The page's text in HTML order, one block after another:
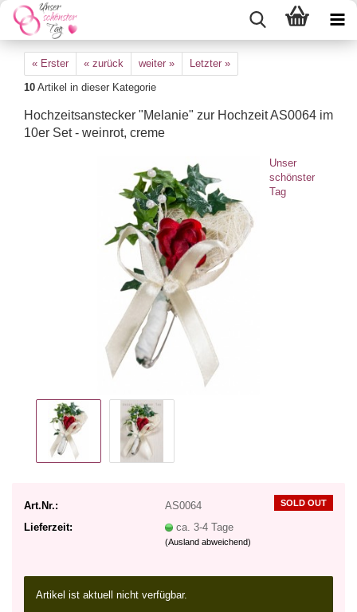
« Erster « zurück weiter »
Letzter »
10 Artikel in dieser Kategorie
Hochzeitsanstecker "Melanie" zur Hochzeit AS0064 im
10er Set - weinrot, creme
Unser
schönster
Tag
SOLD OUT
Art.Nr.:
AS0064
Lieferzeit:
ca. 3-4 Tage
(Ausland abweichend)
Artikel ist aktuell nicht verfügbar.